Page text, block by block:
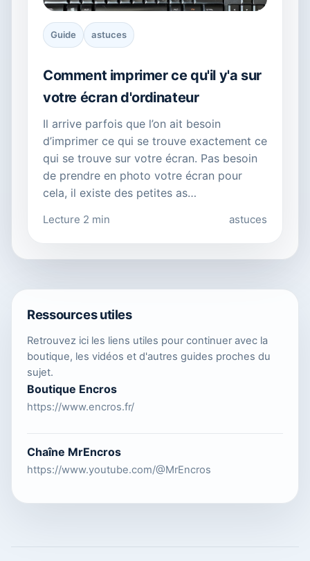
Guide astuces
Comment imprimer ce qu'il y'a sur
votre écran d'ordinateur
Il arrive parfois que l’on ait besoin
d’imprimer ce qui se trouve exactement ce
qui se trouve sur votre écran. Pas besoin
de prendre en photo votre écran pour
cela, il existe des petites as…
Lecture 2 min astuces
Ressources utiles
Retrouvez ici les liens utiles pour continuer avec la
boutique, les vidéos et d'autres guides proches du
sujet.
Boutique Encros
https://www.encros.fr/
Chaîne MrEncros
https://www.youtube.com/@MrEncros